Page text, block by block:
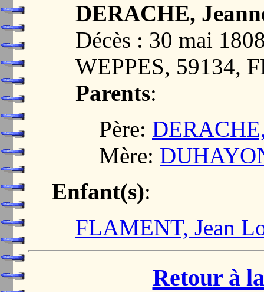
DERACHE,
Décès : 30 mai
WEPPES, 59134,
Parents:
Père:
Mère:
Enfant(s):
FLAMENT, Jean
Retour à